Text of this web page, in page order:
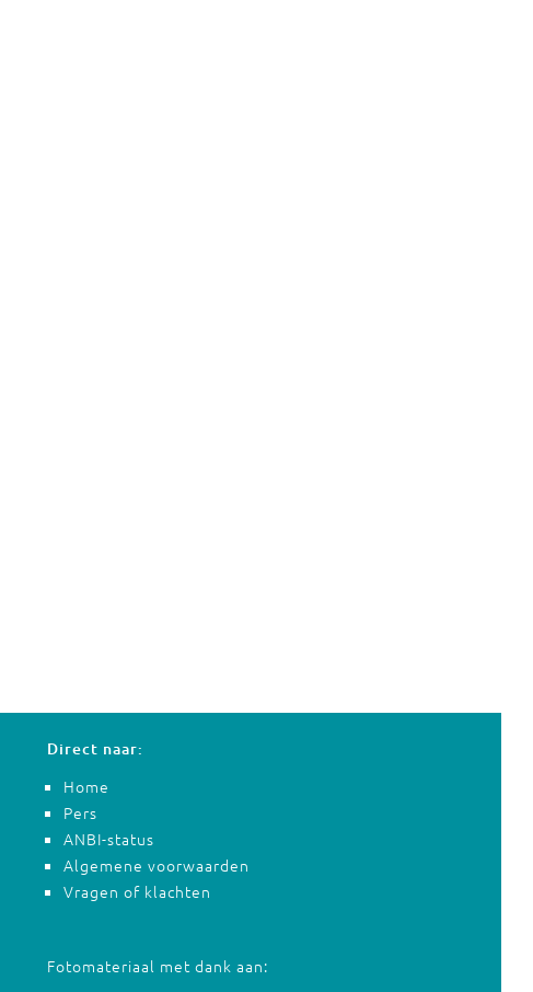
Direct naar:
Home
Pers
ANBI-status
Algemene voorwaarden
Vragen of klachten
Fotomateriaal met dank aan: